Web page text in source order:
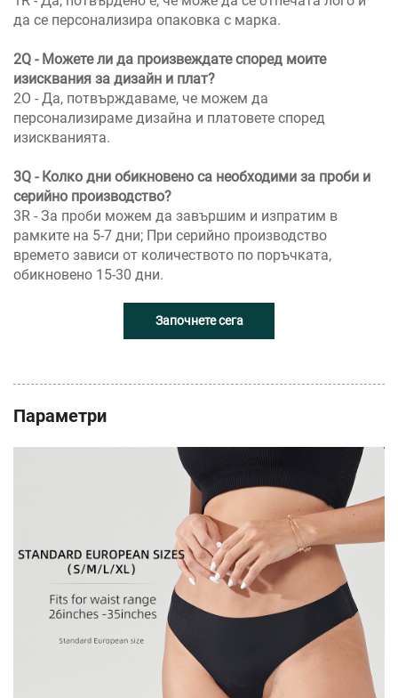
да се персонализира опаковка с марка.
2Q - Можете ли да произвеждате според моите
изисквания за дизайн и плат?
2О - Да, потвърждаваме, че можем да
персонализираме дизайна и платовете според
изискванията.
3Q - Колко дни обикновено са необходими за проби и
серийно производство?
3R - За проби можем да завършим и изпратим в
рамките на 5-7 дни; При серийно производство
времето зависи от количеството по поръчката,
обикновено 15-30 дни.
Започнете сега
Параметри